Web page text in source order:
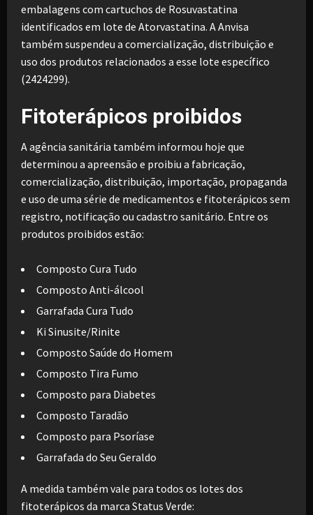
embalagens com cartuchos de Rosuvastatina
identificados em lote de Atorvastatina. A Anvisa
também suspendeu a comercialização, distribuição e
uso dos produtos relacionados a esse lote específico
(2424299).
Fitoterápicos proibidos
A agência sanitária também informou hoje que
determinou a apreensão e proibiu a fabricação,
comercialização, distribuição, importação, propaganda
e uso de uma série de medicamentos e fitoterápicos sem
registro, notificação ou cadastro sanitário. Entre os
produtos proibidos estão:
Composto Cura Tudo
Composto Anti-álcool
Garrafada Cura Tudo
Ki Sinusite/Rinite
Composto Saúde do Homem
Composto Tira Fumo
Composto para Diabetes
Composto Taradão
Composto para Psoríase
Garrafada do Seu Geraldo
A medida também vale para todos os lotes dos
fitoterápicos da marca Status Verde: